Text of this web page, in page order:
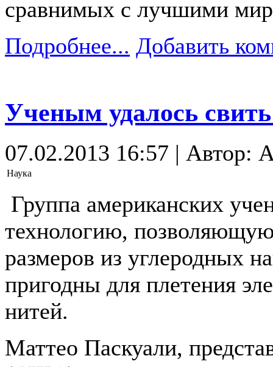
сравнимых с лучшими
Подробнее... Добавить
Ученым удалось
07.02.2013 16:57 | Автор:
Наука
Группа американских
технологию,
размеров из углеродных
пригодны для плетения
нитей.
Маттео Паскуали,